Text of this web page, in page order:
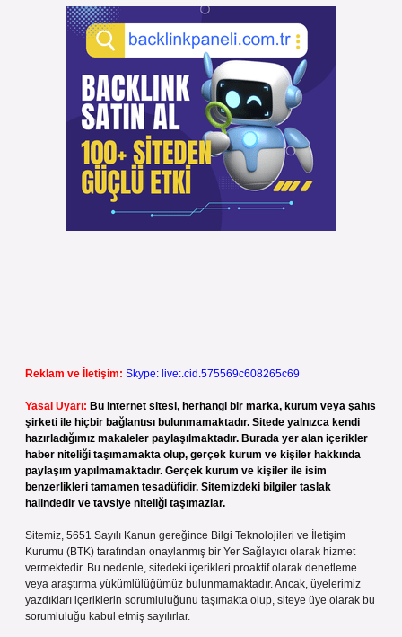
Reklam ve İletişim: Skype: live:.cid.575569c608265c69
Yasal Uyarı: Bu internet sitesi, herhangi bir marka, kurum veya şahıs
şirketi ile hiçbir bağlantısı bulunmamaktadır. Sitede yalnızca kendi
hazırladığımız makaleler paylaşılmaktadır. Burada yer alan içerikler
haber niteliği taşımamakta olup, gerçek kurum ve kişiler hakkında
paylaşım yapılmamaktadır. Gerçek kurum ve kişiler ile isim
benzerlikleri tamamen tesadüfidir. Sitemizdeki bilgiler taslak
halindedir ve tavsiye niteliği taşımazlar.
Sitemiz, 5651 Sayılı Kanun gereğince Bilgi Teknolojileri ve İletişim
Kurumu (BTK) tarafından onaylanmış bir Yer Sağlayıcı olarak hizmet
vermektedir. Bu nedenle, sitedeki içerikleri proaktif olarak denetleme
veya araştırma yükümlülüğümüz bulunmamaktadır. Ancak, üyelerimiz
yazdıkları içeriklerin sorumluluğunu taşımakta olup, siteye üye olarak bu
sorumluluğu kabul etmiş sayılırlar.